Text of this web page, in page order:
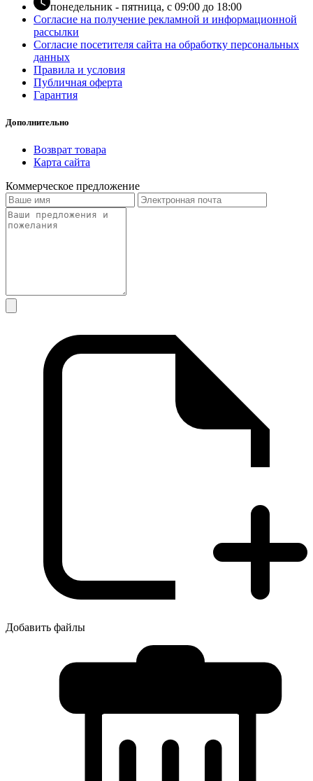
понедельник - пятница, с 09:00 до 18:00
Согласие на получение рекламной и информационной
рассылки
Согласие посетителя сайта на обработку персональных
данных
Правила и условия
Публичная оферта
Гарантия
Дополнительно
Возврат товара
Карта сайта
Коммерческое предложение
Добавить файлы